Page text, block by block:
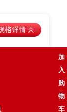
加
入
购
物
车